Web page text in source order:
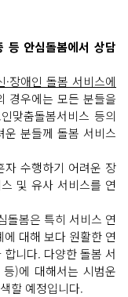
등 안심돌봄에서 상담
·장애인 돌봄 서비스에
경우에는 모든 분들을
맞춤돌봄서비스 등의
분들께 돌봄 서비스
자 수행하기 어려운 장
및 유사 서비스를 연
돌봄은 특히 서비스 연
대해 보다 원활한 연
니다. 다양한 돌봄 서
)에 대해서는 시범운
할 예정입니다.